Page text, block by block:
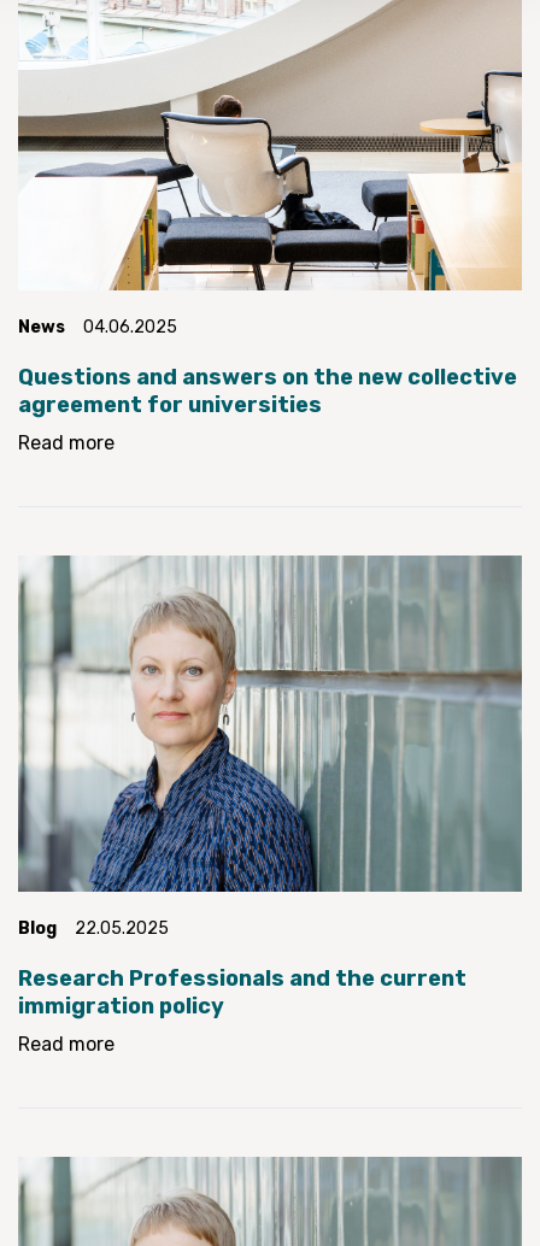
News 04.06.2025
Questions and answers on the new collective
agreement for universities
Read more
Blog 22.05.2025
Research Professionals and the current
immigration policy
Read more